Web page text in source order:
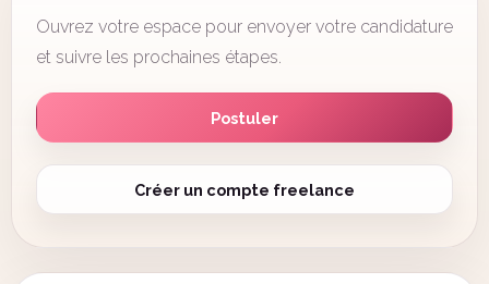
Ouvrez votre espace pour envoyer votre candidature
et suivre les prochaines étapes.
Postuler
Créer un compte freelance